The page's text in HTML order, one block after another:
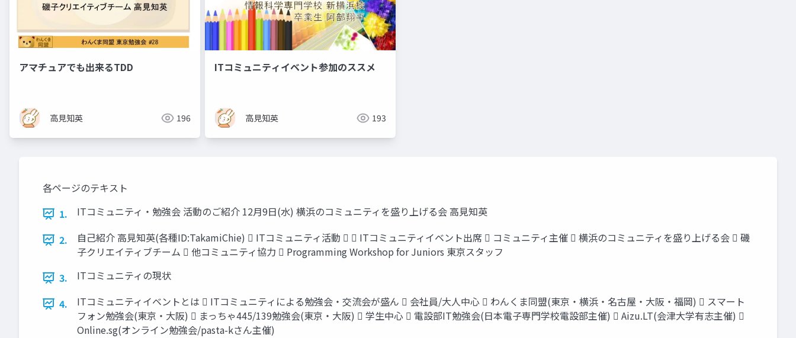
アマチュアでも出来るTDD
高見知英 196
ITコミュニティイベント参加のススメ
高見知英 193
各ページのテキスト
1.
ITコミュニティ・勉強会 活動のご紹介 12月9日(水) 横浜のコミュニティを盛り上げる会 高見知英
2.
自己紹介 高見知英(各種ID:TakamiChie)  ITコミュニティ活動   ITコミュニティイベント出席  コミュニティ主催  横浜のコミュニティを盛り上げる会  磯
子クリエイティブチーム  他コミュニティ協力  Programming Workshop for Juniors 東京スタッフ
3.
ITコミュニティの現状
4.
ITコミュニティイベントとは  ITコミュニティによる勉強会・交流会が盛ん  会社員/大人中心  わんくま同盟(東京・横浜・名古屋・大阪・福岡)  スマート
フォン勉強会(東京・大阪)  まっちゃ445/139勉強会(東京・大阪)  学生中心  電設部IT勉強会(日本電子専門学校電設部主催)  Aizu.LT(会津大学有志主催) 
Online.sg(オンライン勉強会/pasta-kさん主催)